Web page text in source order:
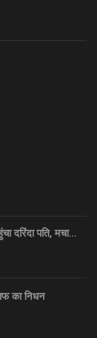
दरिंदा पति, मचा…
का निधन